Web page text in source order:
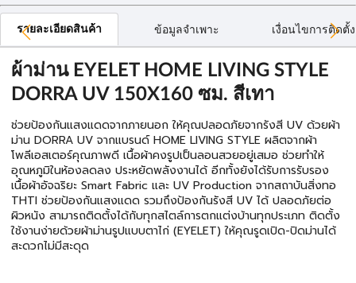
รายละเอียดสินค้า ข้อมูลจำเพาะ เงื่อนไขการติดตั้ง
ผ้าม่าน EYELET HOME LIVING STYLE
DORRA UV 150X160 ซม. สีเทา
ช่วยป้องกันแสงแดดจากภายนอก ให้คุณปลอดภัยจากรังสี UV ด้วยผ้า
ม่าน DORRA UV จากแบรนด์ HOME LIVING STYLE ผลิตจากผ้า
โพลีเอสเตอร์คุณภาพดี เนื้อผ้าคงรูปเป็นลอนสวยอยู่เสมอ ช่วยทำให้
อุณหภูมิในห้องลดลง ประหยัดพลังงานได้ อีกทั้งยังได้รับการรับรอง
เนื้อผ้าอัจฉริยะ Smart Fabric และ UV Production จากสถาบันสิ่งทอ
THTI ช่วยป้องกันแสงแดด รวมถึงป้องกันรังสี UV ได้ ปลอดภัยต่อ
ผิวหนัง สามารถติดตั้งได้กับทุกสไตล์การตกแต่งบ้านทุกประเภท ติดตั้ง
ใช้งานง่ายด้วยผ้าม่านรูปแบบตาไก่ (EYELET) ให้คุณรูดเปิด-ปิดม่านได้
สะดวกไม่มีสะดุด